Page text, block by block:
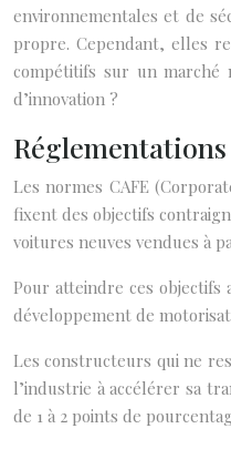
environnementales et de
propre. Cependant, elles
compétitifs sur un marché
d’innovation ?
Les normes CAFE
fixent des objectifs
voitures neuves vendues à
Pour atteindre ces
développement de
Les constructeurs qui ne
l’industrie à accélérer sa
de 1 à 2 points de